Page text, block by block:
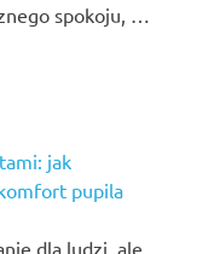
spokoju, …
jak
pupila
dla ludzi, ale